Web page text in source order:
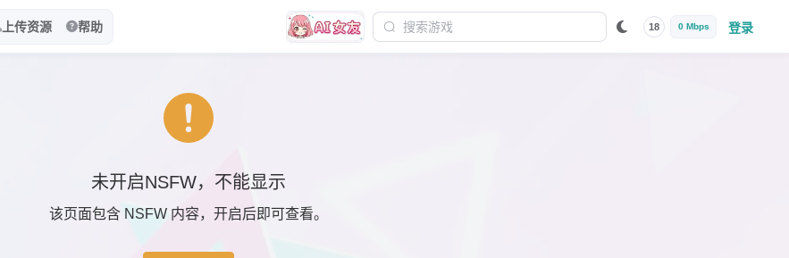
上传资源 帮助 18 0 Mbps 登录
未开启NSFW，不能显示
该页面包含 NSFW 内容，开启后即可查看。